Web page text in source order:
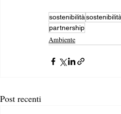
sostenibilità
partnership
Ambiente
Post recenti